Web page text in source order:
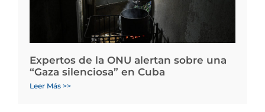
Expertos de la ONU alertan sobre una
“Gaza silenciosa” en Cuba
Leer Más >>